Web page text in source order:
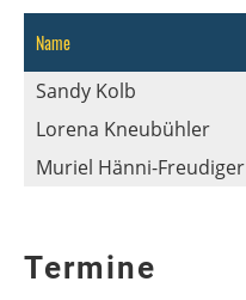
Name
Sandy Kolb
Lorena Kneubühler
Muriel Hänni-Freudiger
Termine